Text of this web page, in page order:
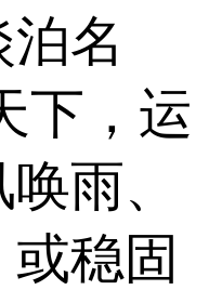
名
下，运
雨、
稳固